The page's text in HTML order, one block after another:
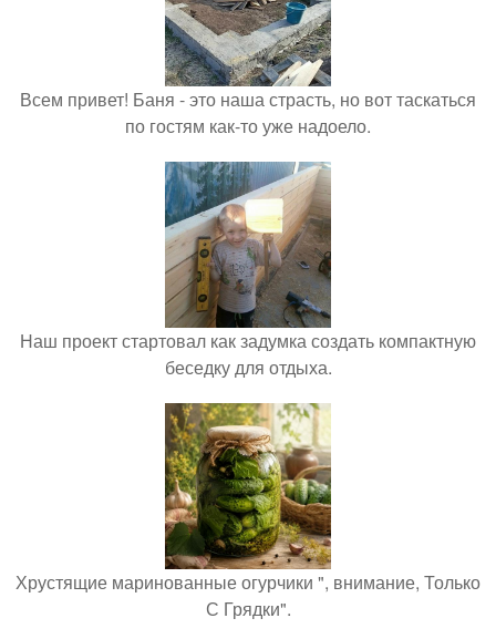
Всем привет! Баня - это наша страсть, но вот таскаться
по гостям как-то уже надоело.
Наш проект стартовал как задумка создать компактную
беседку для отдыха.
Хрустящие маринованные огурчики ", внимание, Только
С Грядки".